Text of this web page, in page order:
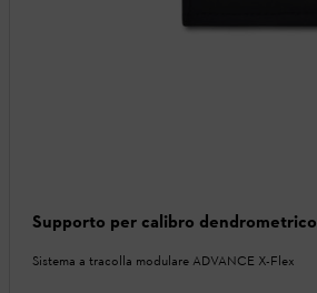
Supporto per calibro dendrometrico
Sistema a tracolla modulare ADVANCE X-Flex